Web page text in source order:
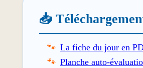
📥
La fiche du jour en
Planche auto-